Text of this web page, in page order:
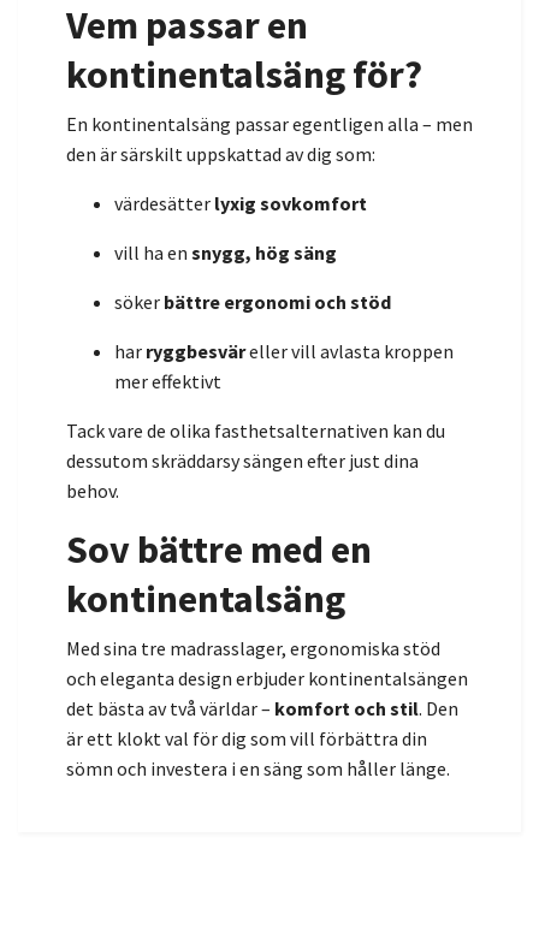
Vem passar en
kontinentalsäng för?
En kontinentalsäng passar egentligen alla – men
den är särskilt uppskattad av dig som:
värdesätter lyxig sovkomfort
vill ha en snygg, hög säng
söker bättre ergonomi och stöd
har ryggbesväreller vill avlasta kroppen
mer effektivt
Tack vare de olika fasthetsalternativen kan du
dessutom skräddarsy sängen efter just dina
behov.
Sov bättre med en
kontinentalsäng
Med sina tre madrasslager, ergonomiska stöd
och eleganta design erbjuder kontinentalsängen
det bästa av två världar – komfort och stil. Den
är ett klokt val för dig som vill förbättra din
sömn och investera i en säng som håller länge.